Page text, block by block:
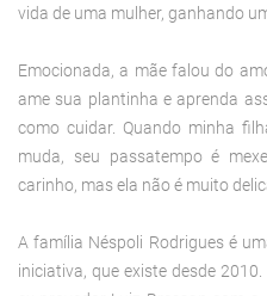
vida de uma mulher, ganhando
Emocionada, a mãe falou do
ame sua plantinha e aprenda
como cuidar. Quando minha
muda, seu passatempo é
carinho, mas ela não é muito
A família Néspoli Rodrigues é
iniciativa, que existe desde